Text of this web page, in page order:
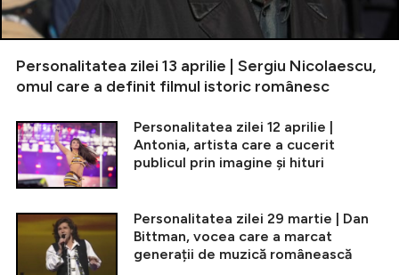
Personalitatea zilei 13 aprilie | Sergiu Nicolaescu,
omul care a definit filmul istoric românesc
Personalitatea zilei 12 aprilie |
Antonia, artista care a cucerit
publicul prin imagine și hituri
Personalitatea zilei 29 martie | Dan
Bittman, vocea care a marcat
generații de muzică românească